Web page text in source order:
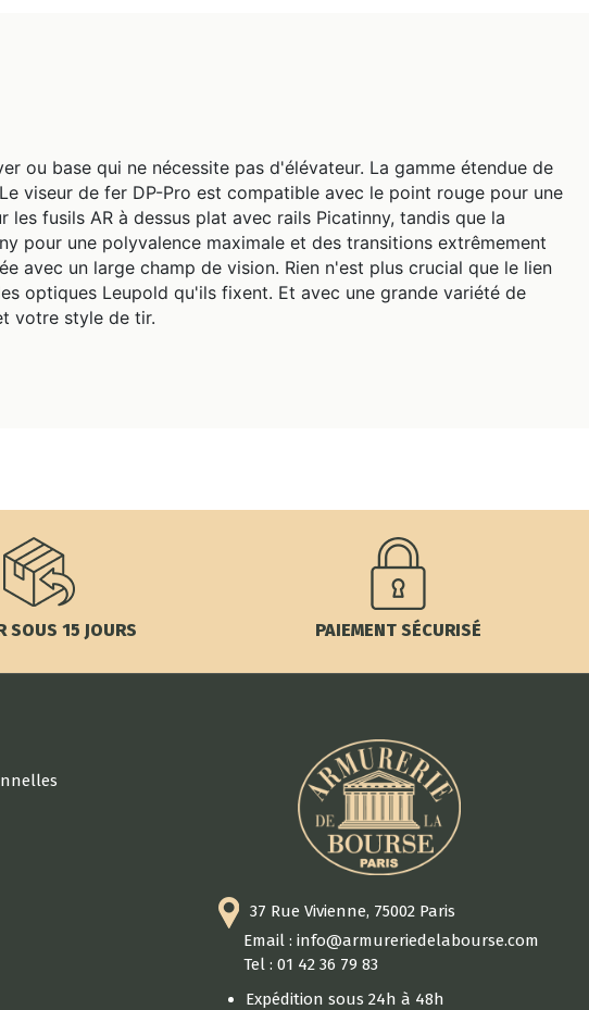
ou base qui ne nécessite pas d'élévateur. La gamme étendue de
viseur de fer DP-Pro est compatible avec le point rouge pour une
fusils AR à dessus plat avec rails Picatinny, tandis que la
pour une polyvalence maximale et des transitions extrêmement
avec un large champ de vision. Rien n'est plus crucial que le lien
optiques Leupold qu'ils fixent. Et avec une grande variété de
votre style de tir.
SOUS 15 JOURS PAIEMENT SÉCURISÉ
37 Rue Vivienne, 75002 Paris
Email : info@armureriedelabourse.com
Tel : 01 42 36 79 83
Expédition sous 24h à 48h